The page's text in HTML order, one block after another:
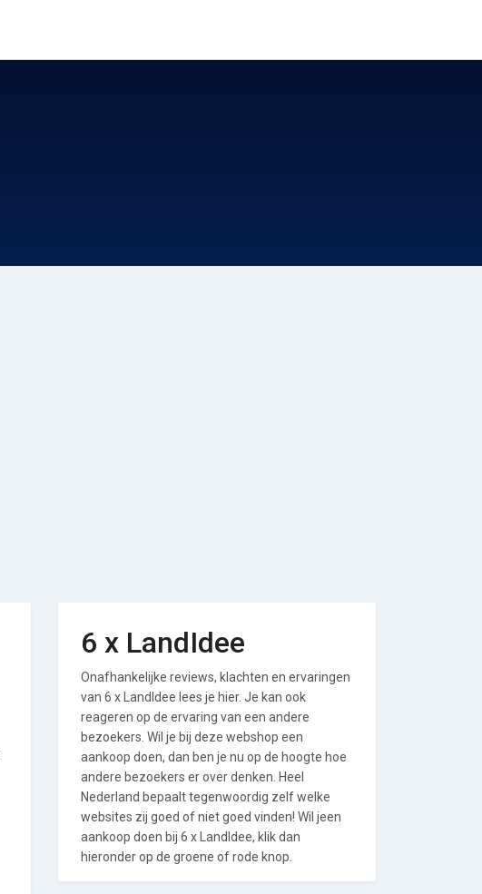
6 x LandIdee
Onafhankelijke reviews, klachten en ervaringen
van 6 x LandIdee lees je hier. Je kan ook
reageren op de ervaring van een andere
bezoekers. Wil je bij deze webshop een
aankoop doen, dan ben je nu op de hoogte hoe
andere bezoekers er over denken. Heel
Nederland bepaalt tegenwoordig zelf welke
websites zij goed of niet goed vinden! Wil jeen
aankoop doen bij 6 x LandIdee, klik dan
hieronder op de groene of rode knop.